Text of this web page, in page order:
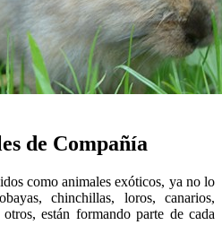
de Compañía
como animales exóticos, ya no lo
chinchillas, loros, canarios,
están formando parte de cada